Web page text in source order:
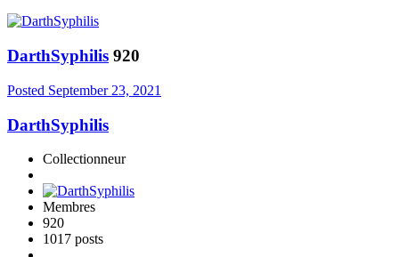
DarthSyphilis 920
Posted September 23, 2021
DarthSyphilis
Collectionneur
Membres
920
1017 posts